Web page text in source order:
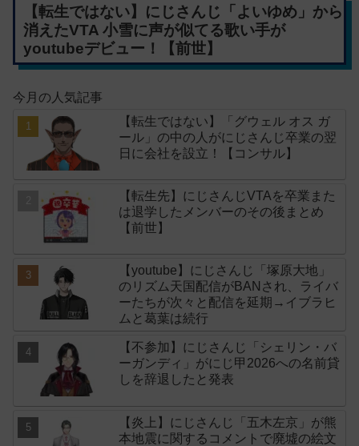
【転生ではない】にじさんじ「よいゆめ」から
消えたVTA 小雪に声が似てる歌い手が
youtubeデビュー！【前世】
今月の人気記事
【転生ではない】「グウェル オス ガ
ール」の中の人がにじさんじ卒業の翌
日に会社を設立！【コンサル】
【転生先】にじさんじVTAを卒業また
は退学したメンバーのその後まとめ
【前世】
【youtube】にじさんじ「塚原大地」
のリズム天国配信がBANされ、ライバ
ーたちが次々と配信を延期→イブラヒ
ムと葛葉は続行
【不参加】にじさんじ「シェリン・バ
ーガンディ」がにじ甲2026への名前貸
しを辞退したと発表
【炎上】にじさんじ「五木左京」が熊
本地震に関するコメントで廃墟の絵文